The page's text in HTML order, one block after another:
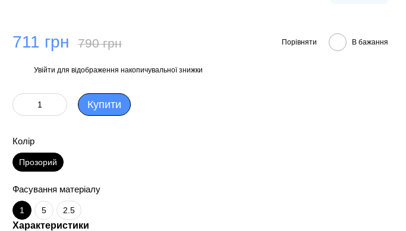
711 грн 790 грн Порівняти В бажання
Увійти для відображення накопичувальної знижки
Купити
Колір
Прозорий
Фасування матеріалу
1 5 2.5
Характеристики